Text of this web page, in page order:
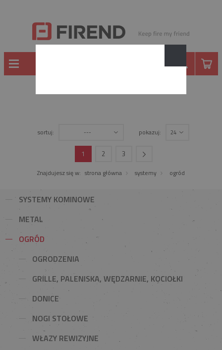
sortuj: --- pokazuj: 24
1 2 3
Znajdujesz się w: strona główna systemy ogród
SYSTEMY KOMINOWE
METAL
OGRÓD
OGRODZENIA
GRILLE, PALENISKA, WĘDZARNIE, KOCIOŁKI
DONICE
NOGI STOŁOWE
WŁAZY REWIZYJNE